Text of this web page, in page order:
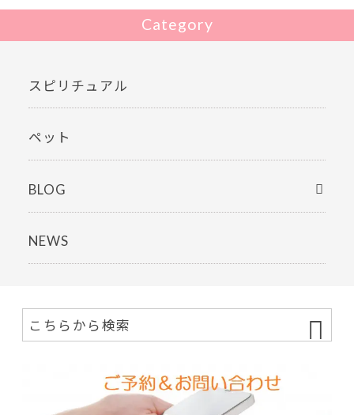
Category
スピリチュアル
ペット
BLOG
NEWS